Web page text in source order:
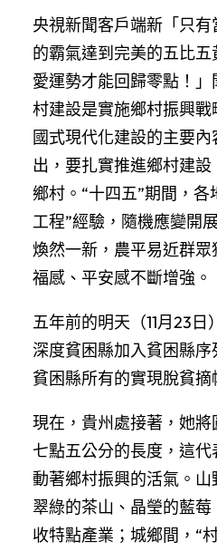
央視新聞客戶端新「只
的霸氣達到完美的五比
愛運勢才能回歸零點！
村建設是實施鄉村振興
國式現代化建設的主要
出，要扎實推進鄉村建
鄉村。“十四五”期間，
工程”經驗，隨機應變開
煥然一新，農平易近群眾
福感、平安感不斷增強。
五年前的明天（11月23
深度貧困縣加入貧困縣
貧困縣所有的實現脫貧摘
現在，貴州處接著，她
七點五公分的長度，這
動著鄉村振興的活氣。山
翠綠的茶山、晶瑩的藍
收特點產業；城鄉間，“